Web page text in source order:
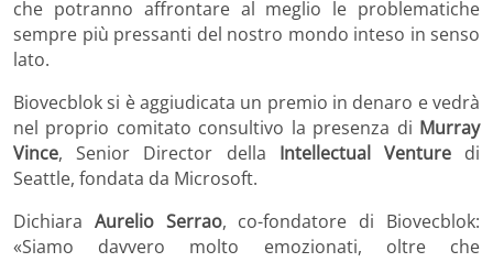
che potranno affrontare al meglio le problematiche
sempre più pressanti del nostro mondo inteso in senso
lato.
Biovecblok si è aggiudicata un premio in denaro e vedrà
nel proprio comitato consultivo la presenza di Murray
Vince, Senior Director della Intellectual Venturedi
Seattle, fondata da Microsoft.
Dichiara Aurelio Serrao, co-fondatore di Biovecblok:
«Siamo davvero molto emozionati, oltre che